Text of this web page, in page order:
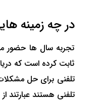
در چه زمینه
تجربه سال ها حضور
ثابت کرده است که
تلفنی برای حل
تلفنی هستند عبارتند